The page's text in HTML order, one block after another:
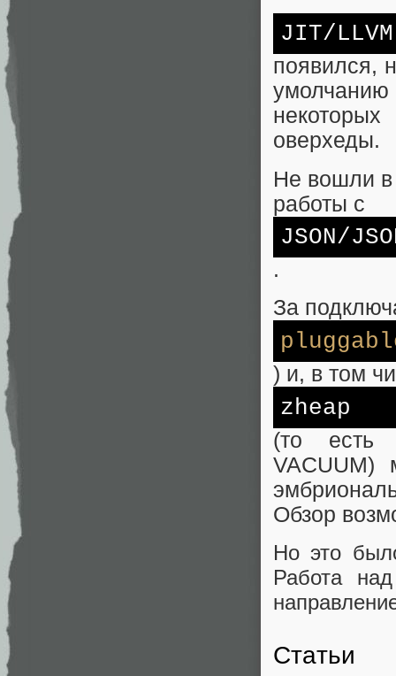
JIT/LLVM
появился,
оверхеды.
Не вошли
работы с
JSON/
.
За
) и, в том
zheap
(то есть
VACUUM)
Обзор
Но это
Работа
Статьи